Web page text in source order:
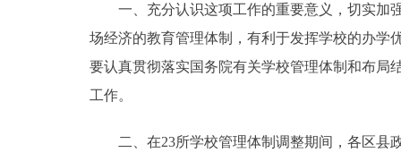
中介服务
政民互动
12345网上接诉即办
一、充分认识这项工作的重要意义，切实加强
场经济的教育管理体制，有利于发挥学校的办学
要认真贯彻落实国务院有关学校管理体制和布局
工作。
二、在23所学校管理体制调整期间，各区县